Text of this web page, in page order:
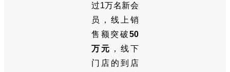
过1万名新会
员，线上销
售额突破50
万元 ，线下
门店的到店